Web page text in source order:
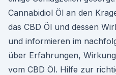
Cannabidiol Öl an den
das CBD Öl und dessen
und informieren im
über Erfahrungen,
vom CBD Öl. Hilfe zur